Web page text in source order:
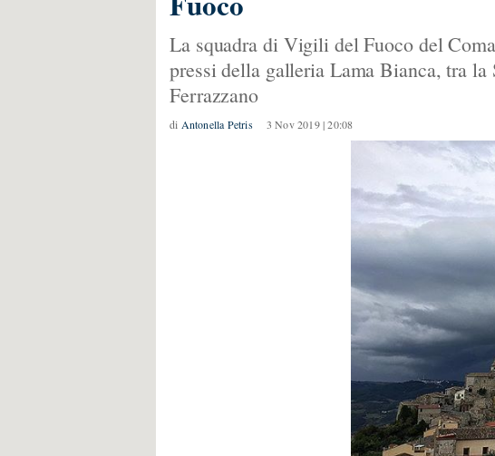
La squadra di Vigili del Fuoco del
pressi della galleria Lama Bianca, tra
Ferrazzano
di Antonella Petris 3 Nov 2019 | 20:08